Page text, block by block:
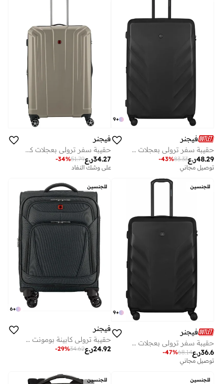
+
9
فيجنر
حقيبة سفر ترولي بعجلات صلبة قابلة للتوسيع 81 سم - أسود
ر.ع48.29
83.33
-43%
توصيل مجاني
على وشك النفاد
فيجنر
حقيبة سفر ترولي بعجلات كبيرة قابلة للتوسيع 77 سم برونز - 612350
ر.ع34.27
51.79
-34%
على وشك النفاد
للجنسين
+
9
فيجنر
حقيبة سفر ترولي بعجلات صلبة قابلة للتوسيع 69 سم - أسود - 612705
ر.ع36.6
68.14
-47%
توصيل مجاني
للجنسين
+
6
فيجنر
حقيبة ترولي كابينة بومونت لايت قابلة للتوسيع 57 سم سوداء
ر.ع24.92
34.62
-29%
للجنسين للجنسين